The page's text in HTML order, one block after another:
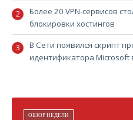
Более 20 VPN-сервисов
блокировки хостингов
В Сети появился скрипт
идентификатора Microsoft
ОБЗОР НЕДЕЛИ